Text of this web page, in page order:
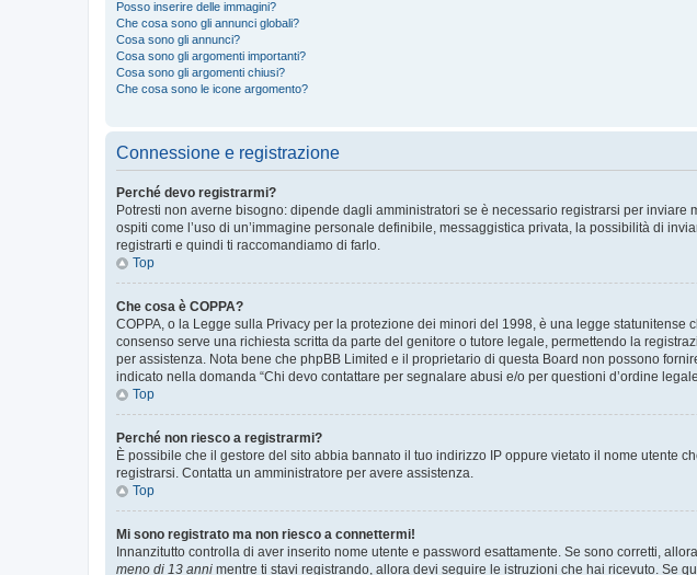
Posso inserire delle immagini?
Che cosa sono gli annunci globali?
Cosa sono gli annunci?
Cosa sono gli argomenti importanti?
Cosa sono gli argomenti chiusi?
Che cosa sono le icone argomento?
Connessione e registrazione
Perché devo registrarmi?
Potresti non averne bisogno: dipende dagli amministratori se è necessario registrarsi per
ospiti come l’uso di un’immagine personale definibile, messaggistica privata, la possibilità di
registrarti e quindi ti raccomandiamo di farlo.
Top
Che cosa è COPPA?
COPPA, o la Legge sulla Privacy per la protezione dei minori del 1998, è una legge
consenso serve una richiesta scritta da parte del genitore o tutore legale, permettendo la
per assistenza. Nota bene che phpBB Limited e il proprietario di questa Board non possono
indicato nella domanda “Chi devo contattare per segnalare abusi e/o per questioni d’ordine
Top
Perché non riesco a registrarmi?
È possibile che il gestore del sito abbia bannato il tuo indirizzo IP oppure vietato il nome utente
registrarsi. Contatta un amministratore per avere assistenza.
Top
Mi sono registrato ma non riesco a connettermi!
Innanzitutto controlla di aver inserito nome utente e password esattamente. Se sono corretti,
meno di 13 anni mentre ti stavi registrando, allora devi seguire le istruzioni che hai ricevuto. Se